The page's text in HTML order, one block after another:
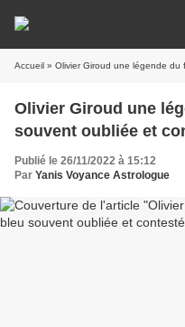
Accueil » Olivier Giroud une légende
Olivier Giroud une
souvent oubliée et
Publié le 26/11/2022 à 15:12
Par Yanis Voyance Astrologue